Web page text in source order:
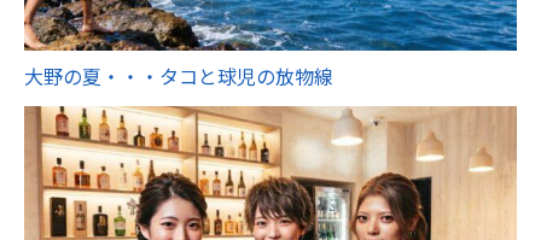
大野の夏・・・タコと球児の放物線